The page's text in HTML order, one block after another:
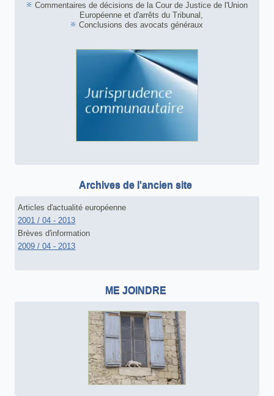
Commentaires de décisions de la Cour de Justice de l'Union
Européenne et d'arrêts du Tribunal,
Conclusions des avocats généraux
Archives de l'ancien site
Articles d'actualité européenne
2001 / 04 - 2013
Brèves d'information
2009 / 04 - 2013
ME JOINDRE